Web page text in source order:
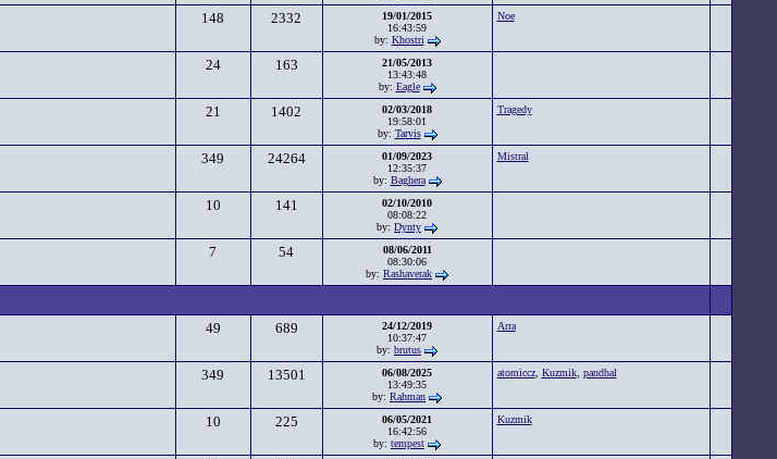
148 2332
19/01/2015
16:43:59
by: Khostri
Noe
24 163
21/05/2013
13:43:48
by: Eagle
21 1402
02/03/2018
19:58:01
by: Tarvis
Tragedy
349 24264
01/09/2023
12:35:37
by: Baghera
Mistral
10 141
02/10/2010
08:08:22
by: Dynty
7 54
08/06/2011
08:30:06
by: Rashaverak
49 689
24/12/2019
10:37:47
by: brutus
Arra
349 13501
06/08/2025
13:49:35
by: Rahman
atomiccz, Kuzmik, pandhal
10 225
06/05/2021
16:42:56
by: tempest
Kuzmik